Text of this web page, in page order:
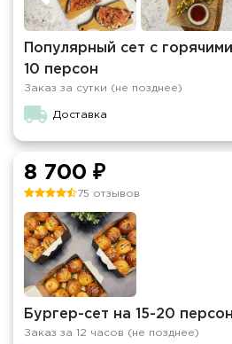
Популярный сет с
10 персон
Заказ за сутки (не позднее)
Доставка
8 700 ₽
75 отзывов
Бургер-сет на 15-20 персон
Заказ за 12 часов (не позднее)